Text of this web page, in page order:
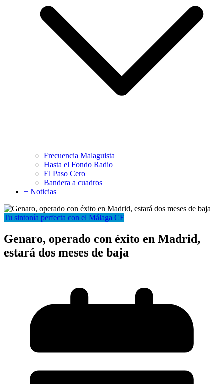
Frecuencia Malaguista
Hasta el Fondo Radio
El Paso Cero
Bandera a cuadros
+ Noticias
Tu sintonía perfecta con el Málaga CF
Genaro, operado con éxito en Madrid,
estará dos meses de baja